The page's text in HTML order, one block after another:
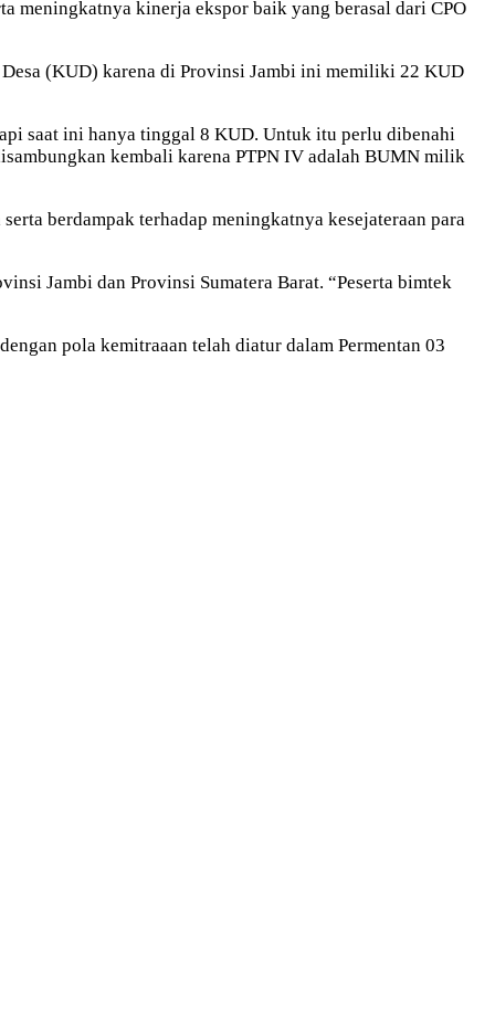
meningkatnya kinerja ekspor baik yang berasal dari CPO
(KUD) karena di Provinsi Jambi ini memiliki 22 KUD
saat ini hanya tinggal 8 KUD. Untuk itu perlu dibenahi
kembali karena PTPN IV adalah BUMN milik
berdampak terhadap meningkatnya kesejateraan para
Jambi dan Provinsi Sumatera Barat. “Peserta bimtek
pola kemitraaan telah diatur dalam Permentan 03